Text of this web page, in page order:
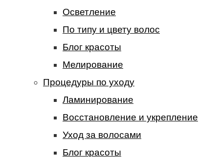
Осветление
По типу и цвету волос
Блог красоты
Мелирование
Процедуры по уходу
Ламинирование
Восстановление и укрепление
Уход за волосами
Блог красоты